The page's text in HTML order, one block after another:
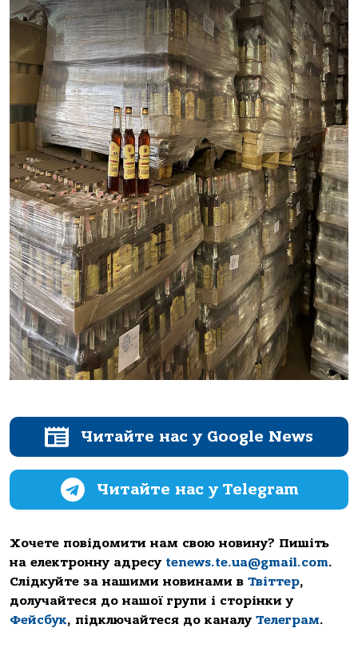
Читайте нас у Google News
Читайте нас у Telegram
Хочете повідомити нам свою новину? Пишіть
на електронну адресу tenews.te.ua@gmail.com.
Слідкуйте за нашими новинами в Твіттер,
долучайтеся до нашої групи і сторінки у
Фейсбук, підключайтеся до каналу Телеграм.